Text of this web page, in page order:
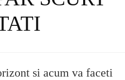
si acum va faceti